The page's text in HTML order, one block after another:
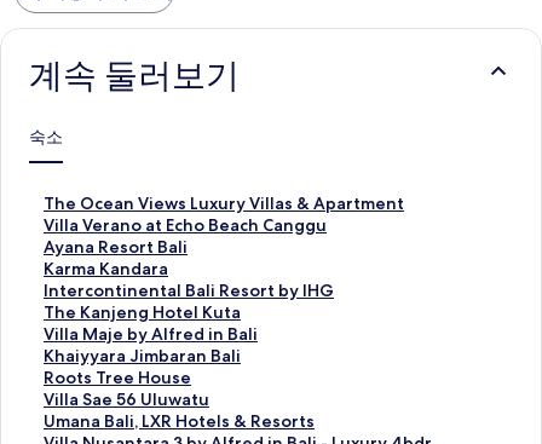
계속 둘러보기
숙소
The Ocean Views Luxury Villas & Apartment
T
h
e
O
c
e
a
n
V
i
e
Villa Verano at Echo Beach Canggu
V
i
l
l
a
V
e
r
a
n
Ayana Resort Bali
A
y
a
n
a
R
e
s
o
Karma Kandara
K
a
r
m
a
K
a
n
Intercontinental Bali Resort by IHG
I
n
t
e
r
c
o
The Kanjeng Hotel Kuta
T
h
e
K
a
n
Villa Maje by Alfred in Bali
V
i
l
l
a
Khaiyyara Jimbaran Bali
K
h
a
i
Roots Tree House
R
o
o
Villa Sae 56 Uluwatu
V
iUmana Bali, LXR Hotels & Resorts
U